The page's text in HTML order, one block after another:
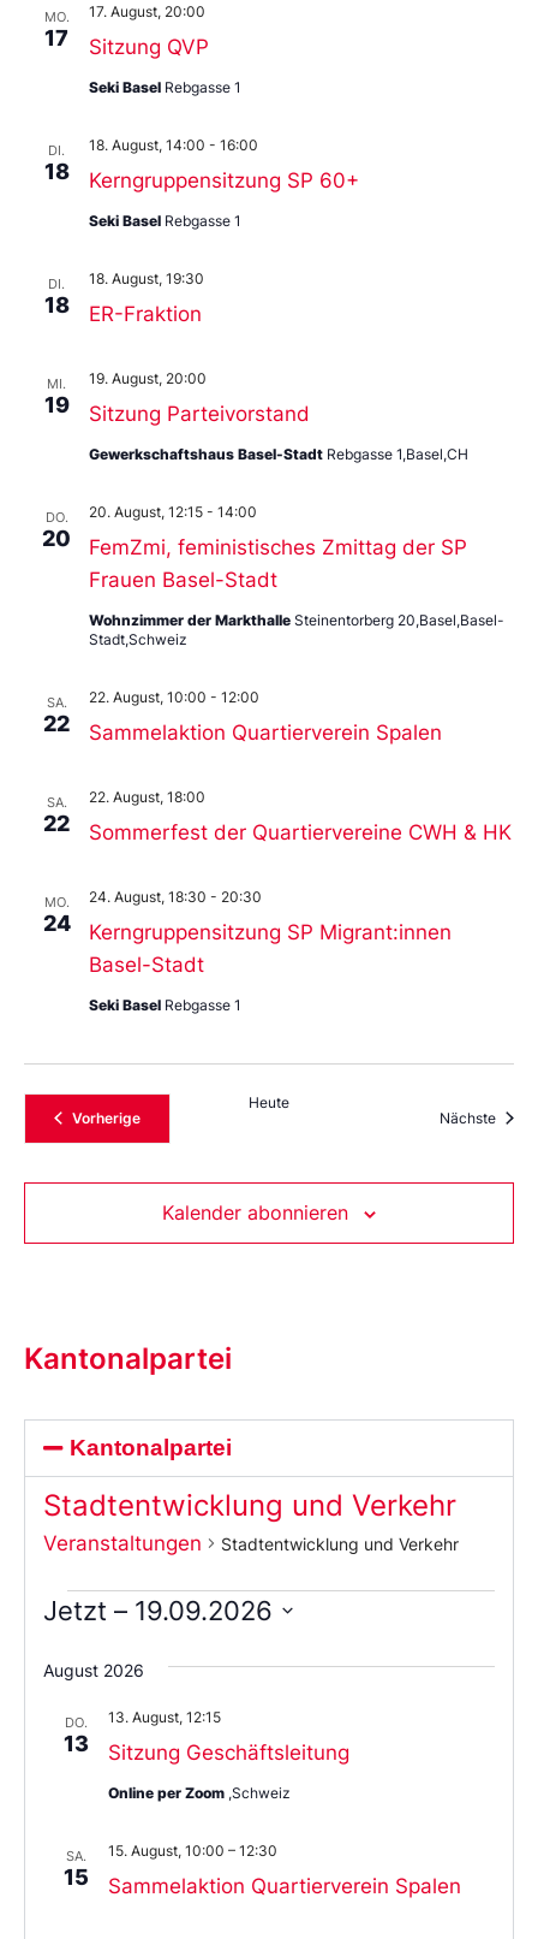
MO.
17 Sitzung QVP
17. August, 20:00
Seki Basel Rebgasse 1
DI.
18 Kerngruppensitzung SP 60+
18. August, 14:00 - 16:00
Seki Basel Rebgasse 1
DI.
18 ER-Fraktion
18. August, 19:30
MI.
19 Sitzung Parteivorstand
19. August, 20:00
Gewerkschaftshaus Basel-Stadt Rebgasse 1,Basel,CH
DO.
20
FemZmi, feministisches Zmittag der SP
Frauen Basel-Stadt
20. August, 12:15 - 14:00
Wohnzimmer der Markthalle Steinentorberg 20,Basel,Basel-
Stadt,Schweiz
SA.
22 Sammelaktion Quartierverein Spalen
22. August, 10:00 - 12:00
SA.
22 Sommerfest der Quartiervereine CWH & HK
22. August, 18:00
MO.
24
Kerngruppensitzung SP Migrant:innen
Basel-Stadt
24. August, 18:30 - 20:30
Seki Basel Rebgasse 1
VorherigeVeranstaltungen
Heute
Nächste
Kalender abonnieren
Kantonalpartei
Kantonalpartei
Stadtentwicklung und Verkehr
Veranstaltungen Stadtentwicklung und Verkehr
Jetzt – 19.09.2026
Sie
das
aus.
August 2026
DO.
13 Sitzung Geschäftsleitung
13. August, 12:15
Online per Zoom ,Schweiz
SA.
15 Sammelaktion Quartierverein Spalen
15. August, 10:00 – 12:30